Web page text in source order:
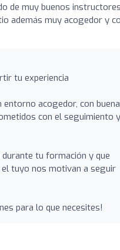
de muy buenos
además muy acogedor y
tu experiencia
entorno acogedor, con
con el seguimiento
tu formación y que
tuyo nos motivan a seguir
para lo que necesites!